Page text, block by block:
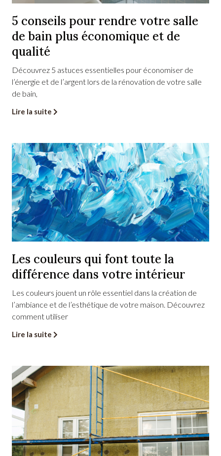
5 conseils pour rendre votre salle
de bain plus économique et de
qualité
Découvrez 5 astuces essentielles pour économiser de
l’énergie et de l’argent lors de la rénovation de votre salle
de bain,
Lire la suite
Les couleurs qui font toute la
différence dans votre intérieur
Les couleurs jouent un rôle essentiel dans la création de
l’ambiance et de l’esthétique de votre maison. Découvrez
comment utiliser
Lire la suite